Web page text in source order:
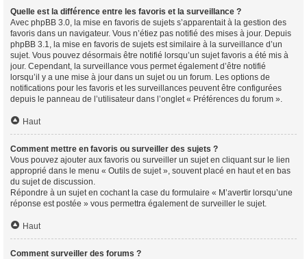
Quelle est la différence entre les favoris et la surveillance ?
Avec phpBB 3.0, la mise en favoris de sujets s’apparentait à la gestion des
favoris dans un navigateur. Vous n’étiez pas notifié des mises à jour. Depuis
phpBB 3.1, la mise en favoris de sujets est similaire à la surveillance d’un
sujet. Vous pouvez désormais être notifié lorsqu’un sujet favoris a été mis à
jour. Cependant, la surveillance vous permet également d’être notifié
lorsqu’il y a une mise à jour dans un sujet ou un forum. Les options de
notifications pour les favoris et les surveillances peuvent être configurées
depuis le panneau de l’utilisateur dans l’onglet « Préférences du forum ».
Haut
Comment mettre en favoris ou surveiller des sujets ?
Vous pouvez ajouter aux favoris ou surveiller un sujet en cliquant sur le lien
approprié dans le menu « Outils de sujet », souvent placé en haut et en bas
du sujet de discussion.
Répondre à un sujet en cochant la case du formulaire « M’avertir lorsqu’une
réponse est postée » vous permettra également de surveiller le sujet.
Haut
Comment surveiller des forums ?